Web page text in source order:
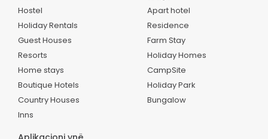
Hostel
Holiday Rentals
Guest Houses
Resorts
Home stays
Boutique Hotels
Country Houses
Inns
Apart hotel
Residence
Farm Stay
Holiday Homes
CampSite
Holiday Park
Bungalow